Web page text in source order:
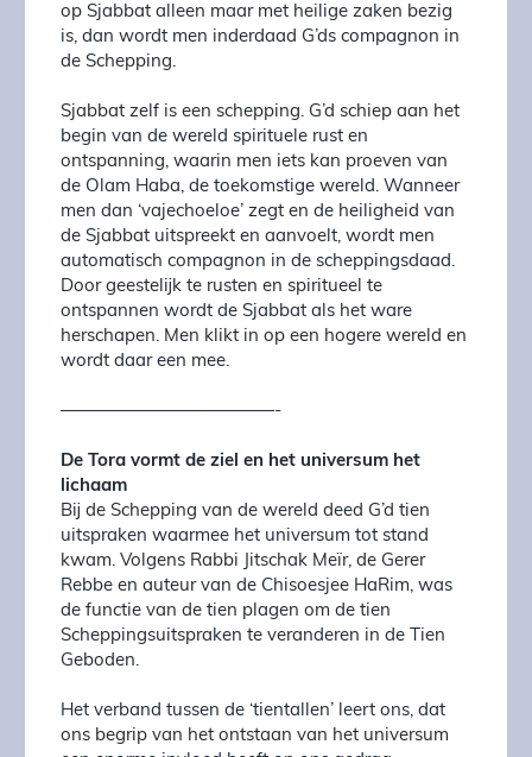
op Sjabbat alleen maar met heilige zaken bezig
is, dan wordt men inderdaad G’ds compagnon in
de Schepping.
Sjabbat zelf is een schepping. G’d schiep aan het
begin van de wereld spirituele rust en
ontspanning, waarin men iets kan proeven van
de Olam Haba, de toekomstige wereld. Wanneer
men dan ‘vajechoeloe’ zegt en de heiligheid van
de Sjabbat uitspreekt en aanvoelt, wordt men
automatisch compagnon in de scheppingsdaad.
Door geestelijk te rusten en spiritueel te
ontspannen wordt de Sjabbat als het ware
herschapen. Men klikt in op een hogere wereld en
wordt daar een mee.
————————————-
De Tora vormt de ziel en het universum het
lichaam
Bij de Schepping van de wereld deed G’d tien
uitspraken waarmee het universum tot stand
kwam. Volgens Rabbi Jitschak Meïr, de Gerer
Rebbe en auteur van de Chisoesjee HaRim, was
de functie van de tien plagen om de tien
Scheppingsuitspraken te veranderen in de Tien
Geboden.
Het verband tussen de ‘tientallen’ leert ons, dat
ons begrip van het ontstaan van het universum